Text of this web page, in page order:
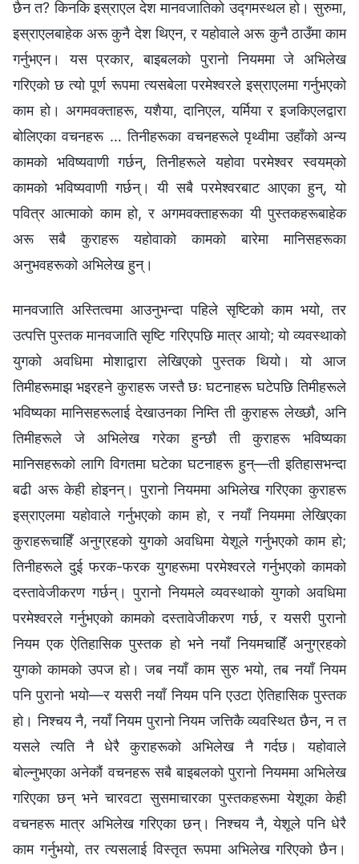
छैन त? किनकि इस्राएल देश मानवजातिको उद्गमस्थल हो। सुरुमा,
इस्राएलबाहेक अरू कुनै देश थिएन, र यहोवाले अरू कुनै ठाउँमा काम
गर्नुभएन। यस प्रकार, बाइबलको पुरानो नियममा जे अभिलेख
गरिएको छ त्यो पूर्ण रूपमा त्यसबेला परमेश्‍वरले इस्राएलमा गर्नुभएको
काम हो। अगमवक्ताहरू, यशैया, दानिएल, यर्मिया र इजकिएलद्वारा
बोलिएका वचनहरू … तिनीहरूका वचनहरूले पृथ्वीमा उहाँको अन्य
कामको भविष्यवाणी गर्छन्, तिनीहरूले यहोवा परमेश्‍वर स्वयम्‌को
कामको भविष्यवाणी गर्छन्। यी सबै परमेश्‍वरबाट आएका हुन्, यो
पवित्र आत्माको काम हो, र अगमवक्ताहरूका यी पुस्तकहरूबाहेक
अरू सबै कुराहरू यहोवाको कामको बारेमा मानिसहरूका
अनुभवहरूको अभिलेख हुन्।
मानवजाति अस्तित्वमा आउनुभन्दा पहिले सृष्टिको काम भयो, तर
उत्पत्ति पुस्तक मानवजाति सृष्टि गरिएपछि मात्र आयो; यो व्यवस्थाको
युगको अवधिमा मोशाद्वारा लेखिएको पुस्तक थियो। यो आज
तिमीहरूमाझ भइरहने कुराहरू जस्तै छः घटनाहरू घटेपछि तिमीहरूले
भविष्यका मानिसहरूलाई देखाउनका निम्ति ती कुराहरू लेख्छौ, अनि
तिमीहरूले जे अभिलेख गरेका हुन्छौ ती कुराहरू भविष्यका
मानिसहरूको लागि विगतमा घटेका घटनाहरू हुन्—ती इतिहासभन्दा
बढी अरू केही होइनन्। पुरानो नियममा अभिलेख गरिएका कुराहरू
इस्राएलमा यहोवाले गर्नुभएको काम हो, र नयाँ नियममा लेखिएका
कुराहरूचाहिँ अनुग्रहको युगको अवधिमा येशूले गर्नुभएको काम हो;
तिनीहरूले दुई फरक-फरक युगहरूमा परमेश्‍वरले गर्नुभएको कामको
दस्तावेजीकरण गर्छन्। पुरानो नियमले व्यवस्थाको युगको अवधिमा
परमेश्‍वरले गर्नुभएको कामको दस्तावेजीकरण गर्छ, र यसरी पुरानो
नियम एक ऐतिहासिक पुस्तक हो भने नयाँ नियमचाहिँ अनुग्रहको
युगको कामको उपज हो। जब नयाँ काम सुरु भयो, तब नयाँ नियम
पनि पुरानो भयो—र यसरी नयाँ नियम पनि एउटा ऐतिहासिक पुस्तक
हो। निश्चय नै, नयाँ नियम पुरानो नियम जत्तिकै व्यवस्थित छैन, न त
यसले त्यति नै धेरै कुराहरूको अभिलेख नै गर्दछ। यहोवाले
बोल्नुभएका अनेकौं वचनहरू सबै बाइबलको पुरानो नियममा अभिलेख
गरिएका छन् भने चारवटा सुसमाचारका पुस्तकहरूमा येशूका केही
वचनहरू मात्र अभिलेख गरिएका छन्। निश्चय नै, येशूले पनि धेरै
काम गर्नुभयो, तर त्यसलाई विस्तृत रूपमा अभिलेख गरिएको छैन।